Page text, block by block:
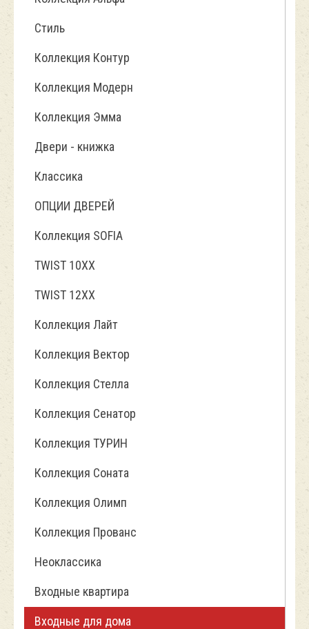
Стиль
Коллекция Контур
Коллекция Модерн
Коллекция Эмма
Двери - книжка
Классика
ОПЦИИ ДВЕРЕЙ
Коллекция SOFIA
TWIST 10ХХ
TWIST 12XX
Коллекция Лайт
Коллекция Вектор
Коллекция Стелла
Коллекция Сенатор
Коллекция ТУРИН
Коллекция Соната
Коллекция Олимп
Коллекция Прованс
Неоклассика
Входные квартира
Входные для дома